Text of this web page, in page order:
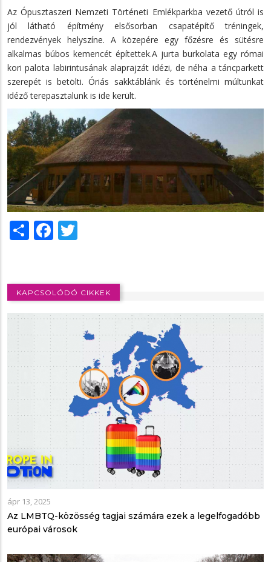
Az Ópusztaszeri Nemzeti Történeti Emlékparkba vezető útról is
jól látható építmény elsősorban csapatépítő tréningek,
rendezvények helyszíne. A közepére egy főzésre és sütésre
alkalmas búbos kemencét építettek.A jurta burkolata egy római
kori palota labirintusának alaprajzát idézi, de néha a táncparkett
szerepét is betölti. Óriás sakktáblánk és történelmi múltunkat
idéző terepasztalunk is ide került.
ShareFacebook
KAPCSOLÓDÓ CIKKEK
ápr 13, 2025
Az LMBTQ-közösség tagjai számára ezek a legelfogadóbb
európai városok